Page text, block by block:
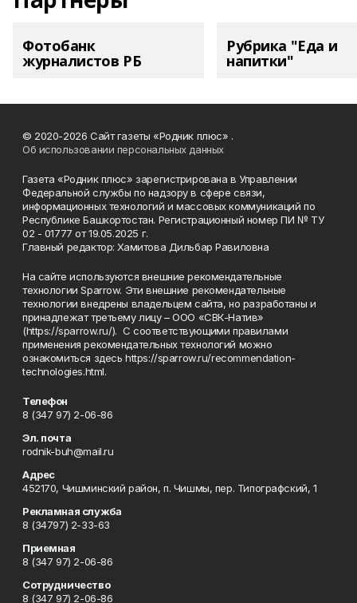
Фотобанк
журналистов РБ
Рубрика "Еда и
напитки"
© 2020-2026 Сайт газеты «Родник плюс» .
Об использовании персональных данных
Газета «Родник плюс» зарегистрирована в Управлении
Федеральной службы по надзору в сфере связи,
информационных технологий и массовых коммуникаций по
Республике Башкортостан. Регистрационный номер ПИ № ТУ
02 - 01777 от 19.05.2025 г.
Главный редактор: Хамитова Дильбар Равиловна
На сайте используются внешние рекомендательные
технологии Sparrow. Эти внешние рекомендательные
технологии внедрены владельцем сайта, но разработаны и
принадлежат третьему лицу – ООО «СВК-Натив»
(https://sparrow.ru/). С соответствующими правилами
применения рекомендательных технологий можно
ознакомиться здесь https://sparrow.ru/recommendation-
technologies.html.
Телефон
8 (347 97) 2-06-86
Эл. почта
rodnik-buh@mail.ru
Адрес
452170, Чишминский район, п. Чишмы, пер. Типографский, 1
Рекламная служба
8 (34797) 2-33-63
Приемная
8 (347 97) 2-06-86
Сотрудничество
8 (347 97) 2-06-86